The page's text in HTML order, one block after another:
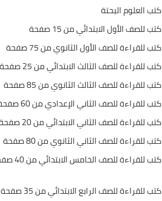
كتب العلوم البحتة
كتب للصف الأول الابتدائي من 15 صفحة
كتب للقراءة للصف الأول الثانوي من 75 صفحة
كتب للقراءة للصف الثالث الابتدائي من 25 صفحة
كتب للقراءة للصف الثالث الثانوي من 85 صفحة
كتب للقراءة للصف الثاني الإعدادي من 60 صفحة
كتب للقراءة للصف الثاني الابتدائي من 20 صفحة
كتب للقراءة للصف الثاني الثانوي من 80 صفحة
كتب للقراءة للصف الخامس الابتدائي من 40 صفحة
كتب للقراءة للصف الرابع الابتدائي من 35 صفحة